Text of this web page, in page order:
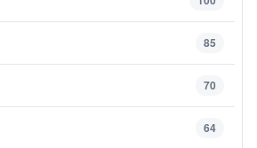
85
70
64